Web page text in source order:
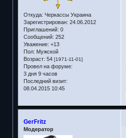
Откуда: Черкассы Украина
Зарегистрирован: 24.06.2012
Приглашений: 0
Сообщений: 252
Уважение: +13
Пол: Мужской
Возраст: 54 [1971-11-01]
Провел на форуме:
3 дня 9 часов
Последний визит:
08.04.2015 10:45
GerFritz
Модератор